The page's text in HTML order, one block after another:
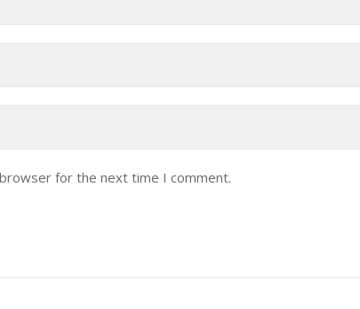
for the next time I comment.